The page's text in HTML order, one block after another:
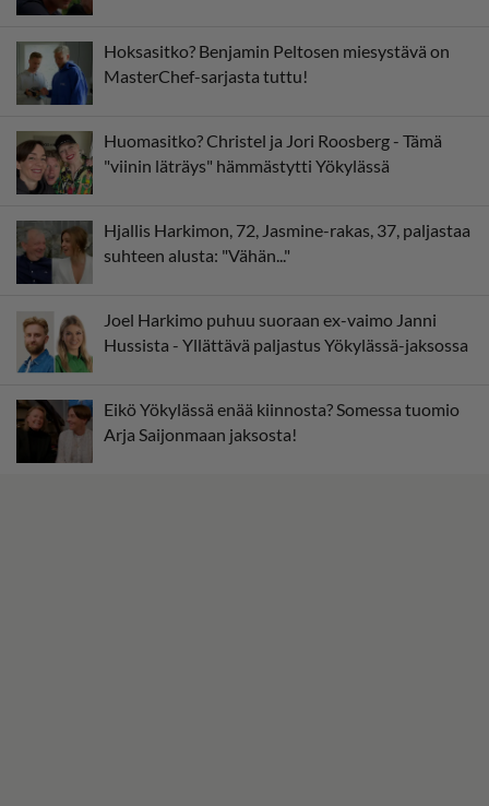
Hoksasitko? Benjamin Peltosen miesystävä on
MasterChef-sarjasta tuttu!
Huomasitko? Christel ja Jori Roosberg - Tämä
"viinin läträys" hämmästytti Yökylässä
Hjallis Harkimon, 72, Jasmine-rakas, 37, paljastaa
suhteen alusta: "Vähän..."
Joel Harkimo puhuu suoraan ex-vaimo Janni
Hussista - Yllättävä paljastus Yökylässä-jaksossa
Eikö Yökylässä enää kiinnosta? Somessa tuomio
Arja Saijonmaan jaksosta!